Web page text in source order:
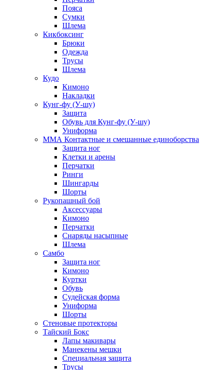
Пояса
Сумки
Шлема
Кикбоксинг
Брюки
Одежда
Трусы
Шлема
Кудо
Кимоно
Накладки
Кунг-фу (У-шу)
Защита
Обувь для Кунг-фу (У-шу)
Униформа
ММА Контактные и смешанные единоборства
Защита ног
Клетки и арены
Перчатки
Ринги
Шингарды
Шорты
Рукопашный бой
Аксессуары
Кимоно
Перчатки
Снаряды насыпные
Шлема
Самбо
Защита ног
Кимоно
Куртки
Обувь
Судейская форма
Униформа
Шорты
Стеновые протекторы
Тайский Бокс
Лапы макивары
Манекены мешки
Специальная защита
Трусы